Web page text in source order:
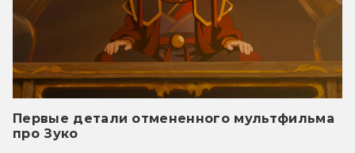
Первые детали отмененного мультфильма
про Зуко